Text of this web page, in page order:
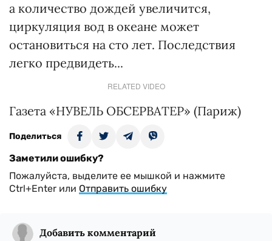
а количество дождей увеличится,
циркуляция вод в океане может
остановиться на сто лет. Последствия
легко предвидеть...
RELATED VIDEO
Газета «НУВЕЛЬ ОБСЕРВАТЕР» (Париж)
Поделиться
Заметили ошибку?
Пожалуйста, выделите ее мышкой и нажмите
Ctrl+Enter или Отправить ошибку
Добавить комментарий